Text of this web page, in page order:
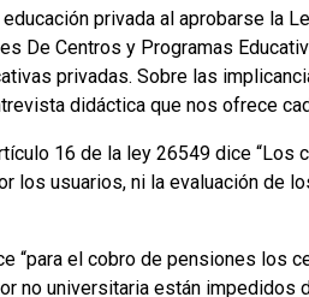
privada al aprobarse la
De Centros y Programas
privadas. Sobre las
didáctica que nos ofrece
16 de la ley 26549 dice “Los
los usuarios, ni la evaluación de
“para el cobro de pensiones los
no universitaria están impedidos